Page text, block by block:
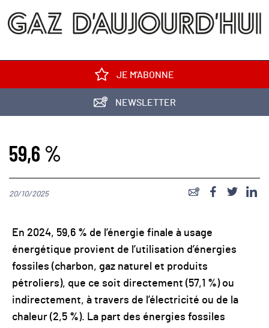
JE M'ABONNE
NEWSLETTER
59,6 %
20/10/2025
En 2024, 59,6 % de l’énergie finale à usage
énergétique provient de l’utilisation d’énergies
fossiles (charbon, gaz naturel et produits
pétroliers), que ce soit directement (57,1 %) ou
indirectement, à travers de l’électricité ou de la
chaleur (2,5 %). La part des énergies fossiles